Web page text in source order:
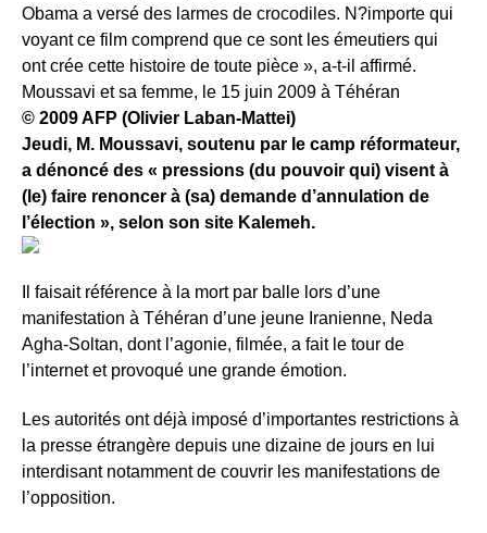
Obama a versé des larmes de crocodiles. N?importe qui
voyant ce film comprend que ce sont les émeutiers qui
ont crée cette histoire de toute pièce », a-t-il affirmé.
Moussavi et sa femme, le 15 juin 2009 à Téhéran
© 2009 AFP (Olivier Laban-Mattei)
Jeudi, M. Moussavi, soutenu par le camp réformateur,
a dénoncé des « pressions (du pouvoir qui) visent à
(le) faire renoncer à (sa) demande d’annulation de
l’élection », selon son site Kalemeh.
Il faisait référence à la mort par balle lors d’une
manifestation à Téhéran d’une jeune Iranienne, Neda
Agha-Soltan, dont l’agonie, filmée, a fait le tour de
l’internet et provoqué une grande émotion.
Les autorités ont déjà imposé d’importantes restrictions à
la presse étrangère depuis une dizaine de jours en lui
interdisant notamment de couvrir les manifestations de
l’opposition.